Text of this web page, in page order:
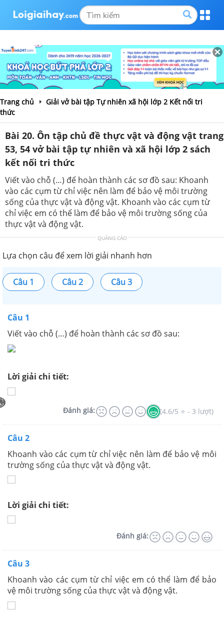
Trang chủ
Giải vở bài tập Tự nhiên xã hội lớp 2 Kết nối tri
thức
Bài 20. Ôn tập chủ đề thực vật và động vật trang
53, 54 vở bài tập tự nhiên và xã hội lớp 2 sách
kết nối tri thức
Viết vào chỗ (…) để hoàn thành các sơ đồ sau: Khoanh
vào các cụm từ chỉ việc nên làm để bảo vệ môi trường
sống của thực vật và động vật. Khoanh vào các cụm từ
chỉ việc em có thể làm để bảo vệ môi trường sống của
thực vật và động vật.
QUẢNG CÁO
Lựa chọn câu để xem lời giải nhanh hơn
Câu 1 Câu 2 Câu 3
Câu 1
Viết vào chỗ (…) để hoàn thành các sơ đồ sau:
Lời giải chi tiết:
Đánh giá: (4.6/5 ⭐ - 3 lượt)
Câu 2
Khoanh vào các cụm từ chỉ việc nên làm để bảo vệ môi
trường sống của thực vật và động vật.
Lời giải chi tiết:
Đánh giá:
Câu 3
Khoanh vào các cụm từ chỉ việc em có thể làm để bảo
vệ môi trường sống của thực vật và động vật.